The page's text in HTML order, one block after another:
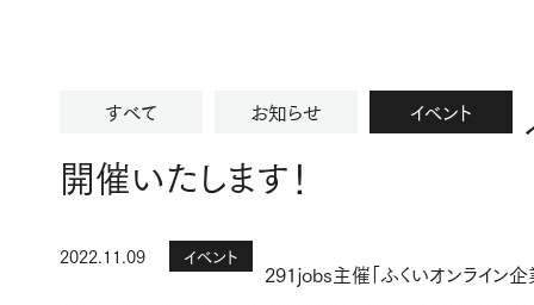
すべて お知らせ イベント
開催いたします！
2022.11.09 イベント
291jobs主催「ふくいオンライン